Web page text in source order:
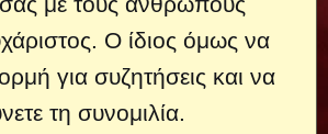
Ο ίδιος όμως να
για συζητήσεις και να
τη συνομιλία.